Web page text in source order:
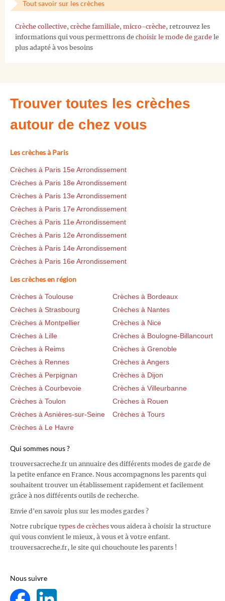
Tout savoir sur les crèches
Crèche collective, crèche familiale, micro-crèche, retrouvez les
informations qui vous permettrons de choisir le mode de garde le
plus adapté à vos besoins
Trouver toutes les crèches
autour de chez vous
Les crèches à Paris
Crèches à Paris 15e Arrondissement
Crèches à Paris 18e Arrondissement
Crèches à Paris 13e Arrondissement
Crèches à Paris 17e Arrondissement
Crèches à Paris 11e Arrondissement
Crèches à Paris 12e Arrondissement
Crèches à Paris 14e Arrondissement
Crèches à Paris 16e Arrondissement
Les crèches en région
Crèches à Toulouse
Crèches à Bordeaux
Crèches à Strasbourg
Crèches à Nantes
Crèches à Montpellier
Crèches à Nice
Crèches à Lille
Crèches à Boulogne-Billancourt
Crèches à Reims
Crèches à Grenoble
Crèches à Rennes
Crèches à Angers
Crèches à Perpignan
Crèches à Dijon
Crèches à Courbevoie
Crèches à Villeurbanne
Crèches à Toulon
Crèches à Rouen
Crèches à Asnières-sur-Seine
Crèches à Tours
Crèches à Le Havre
Qui sommes nous ?
trouversacreche.fr un annuaire des différents modes de garde de
la petite enfance en France. Nous accompagnons les parents qui
souhaitent trouver un établissement rapidement et facilement
grâce à nos différents outils de recherche.
Envie d'en savoir plus sur les modes gardes ?
Notre rubrique types de crèches vous aidera à choisir la structure
qui vous convient le mieux, à vous et à votre enfant.
trouversacreche.fr, le site qui chouchoute les parents !
Nous suivre